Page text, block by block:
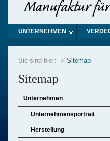
UNTERNEHMEN
Sie sind hier: > Sitemap
Sitemap
Unternehmen
Unternehmensportrait
Herstellung